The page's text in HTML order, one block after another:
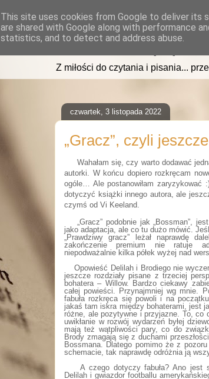
read2sleep.pl
Z miłości do czytania i pisania...
czwartek, 3 listopada 2022
„Gracz”, czyli
Wahałam się, czy warto dodawać
autorki. W końcu dopiero rozkręcam
ogóle… Ale postanowiłam zaryzykować
dotyczyć książki innego autora, ale
czymś od Vi Keeland.
„Gracz” podobnie jak „Bossman”,
jako adaptacja, ale co tu dużo mówić.
„Prawdziwy gracz” leżał naprawdę
zakończenie premium nie ratuje
niepodważalnie kilka półek wyżej nad
Opowieść Delilah i Brodiego nie
jeszcze rozdziały pisane z trzeciej
bohatera – Willow. Bardzo ciekawy
całej powieści. Przynajmniej wg mnie.
fabuła rozkręca się powoli i na
jakaś tam iskra między bohaterami, jest
różne, ale pozytywne i przyjazne. To, co
uwikłanie w rozwój wydarzeń byłej
mają też wątpliwości pary, co do
Brody zmagają się z duchami
Bossmana. Dlatego pomimo że z
schemacie, tak naprawdę odróżnia ją
A czego dotyczy fabuła? Ano jest
Delilah i gwiazdor footballu
This site uses cookies from Google to deliver its
are shared with Google along with performance
statistics, and to detect and address abuse.